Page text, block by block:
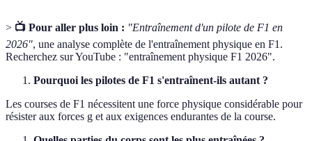
> 📺 Pour aller plus loin : "Entraînement d'un pilote de F1 en
2026", une analyse complète de l'entraînement physique en F1.
Recherchez sur YouTube : "entraînement physique F1 2026".
Pourquoi les pilotes de F1 s'entraînent-ils autant ?
Les courses de F1 nécessitent une force physique considérable pour
résister aux forces g et aux exigences endurantes de la course.